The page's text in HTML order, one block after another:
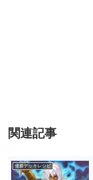
関連記事
優勝デッキレシピ